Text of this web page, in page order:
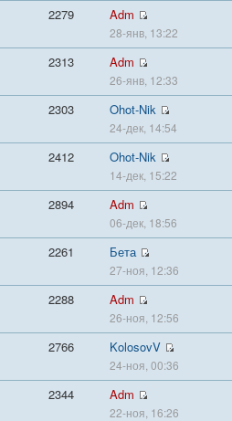
2279 Adm
28-янв, 13:22
2313 Adm
26-янв, 12:33
2303 Ohot-Nik
24-дек, 14:54
2412 Ohot-Nik
14-дек, 15:22
2894 Adm
06-дек, 18:56
2261 Бета
27-ноя, 12:36
2288 Adm
26-ноя, 12:56
2766 KolosovV
24-ноя, 00:36
2344 Adm
22-ноя, 16:26